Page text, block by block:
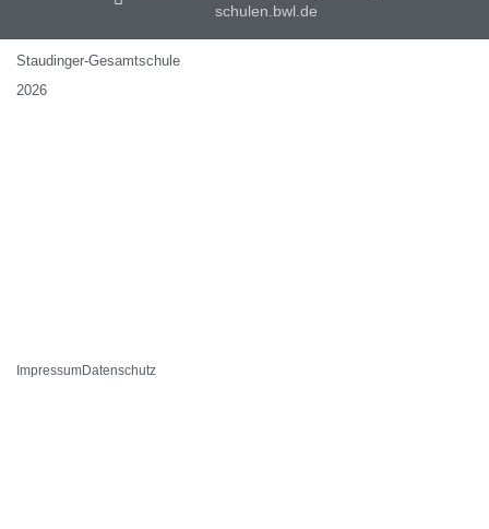
schulen.bwl.de
Staudinger-Gesamtschule
2026
ImpressumDatenschutz